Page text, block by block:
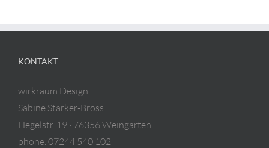
KONTAKT
wirkraum Design
Sabine Stärker-Bross
Hegelstr. 19 · 76356 Weingarten
phone. 07244 540 102